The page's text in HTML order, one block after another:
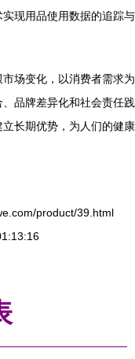
现用品使用数据的追踪与
场变化，以消费者需求为
品牌差异化和社会责任践
长期优势，为人们的健康
product/39.html